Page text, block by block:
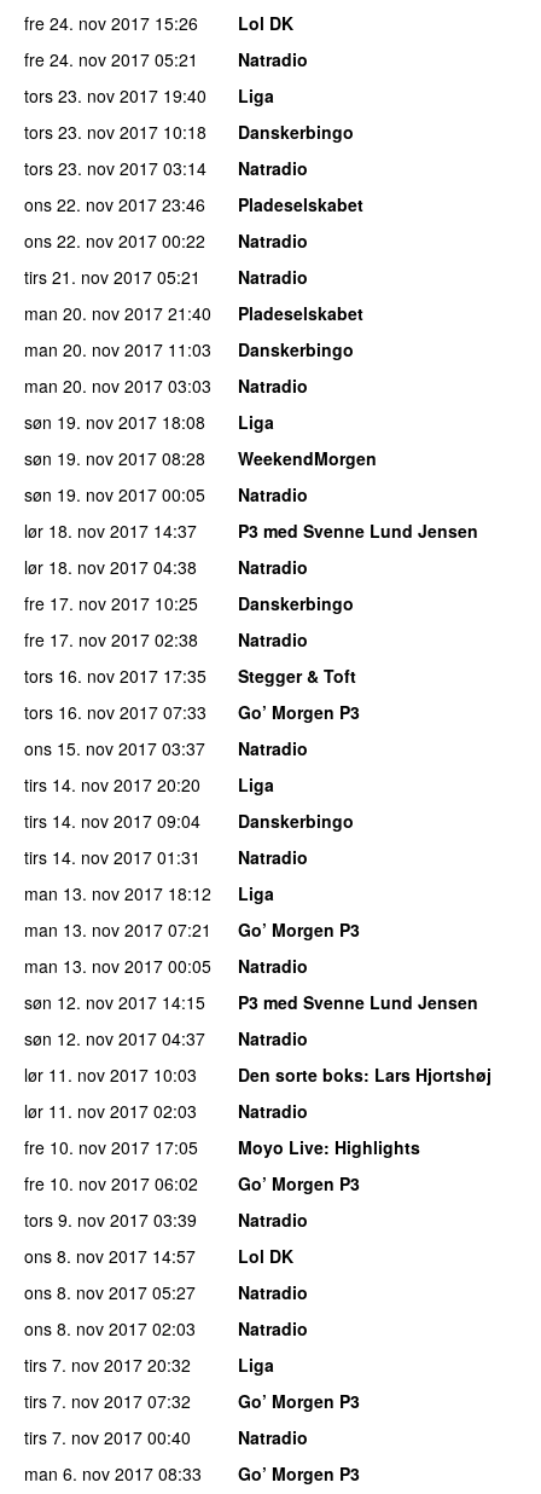
fre 24. nov 2017 15:26
Lol DK
fre 24. nov 2017 05:21
Natradio
tors 23. nov 2017 19:40
Liga
tors 23. nov 2017 10:18
Danskerbingo
tors 23. nov 2017 03:14
Natradio
ons 22. nov 2017 23:46
Pladeselskabet
ons 22. nov 2017 00:22
Natradio
tirs 21. nov 2017 05:21
Natradio
man 20. nov 2017 21:40
Pladeselskabet
man 20. nov 2017 11:03
Danskerbingo
man 20. nov 2017 03:03
Natradio
søn 19. nov 2017 18:08
Liga
søn 19. nov 2017 08:28
WeekendMorgen
søn 19. nov 2017 00:05
Natradio
lør 18. nov 2017 14:37
P3 med Svenne Lund Jensen
lør 18. nov 2017 04:38
Natradio
fre 17. nov 2017 10:25
Danskerbingo
fre 17. nov 2017 02:38
Natradio
tors 16. nov 2017 17:35
Stegger & Toft
tors 16. nov 2017 07:33
Go’ Morgen P3
ons 15. nov 2017 03:37
Natradio
tirs 14. nov 2017 20:20
Liga
tirs 14. nov 2017 09:04
Danskerbingo
tirs 14. nov 2017 01:31
Natradio
man 13. nov 2017 18:12
Liga
man 13. nov 2017 07:21
Go’ Morgen P3
man 13. nov 2017 00:05
Natradio
søn 12. nov 2017 14:15
P3 med Svenne Lund Jensen
søn 12. nov 2017 04:37
Natradio
lør 11. nov 2017 10:03 Den sorte boks: Lars Hjortshøj
lør 11. nov 2017 02:03
Natradio
fre 10. nov 2017 17:05 Moyo Live: Highlights
fre 10. nov 2017 06:02
Go’ Morgen P3
tors 9. nov 2017 03:39
Natradio
ons 8. nov 2017 14:57
Lol DK
ons 8. nov 2017 05:27
Natradio
ons 8. nov 2017 02:03
Natradio
tirs 7. nov 2017 20:32
Liga
tirs 7. nov 2017 07:32
Go’ Morgen P3
tirs 7. nov 2017 00:40
Natradio
man 6. nov 2017 08:33 Go’ Morgen P3